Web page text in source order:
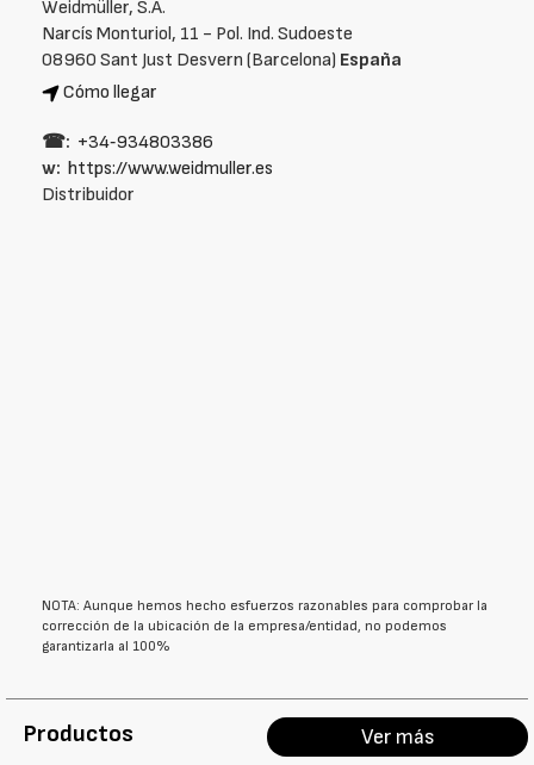
Weidmüller, S.A.
Narcís Monturiol, 11 - Pol. Ind. Sudoeste
08960 Sant Just Desvern (Barcelona) España
Cómo llegar
☎: +34‑934803386
w: https://www.weidmuller.es
Distribuidor
NOTA: Aunque hemos hecho esfuerzos razonables para comprobar la
corrección de la ubicación de la empresa/entidad, no podemos
garantizarla al 100%
Productos Ver más